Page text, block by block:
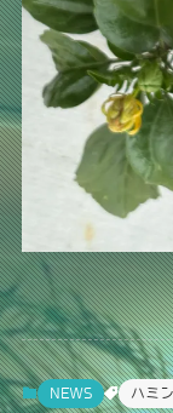
NEWS ハミ